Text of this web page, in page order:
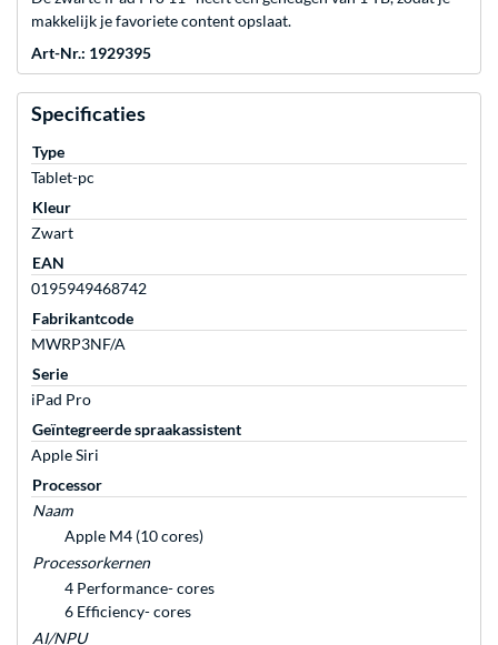
makkelijk je favoriete content opslaat.
Art-Nr.: 1929395
Specificaties
Type
Tablet-pc
Kleur
Zwart
EAN
0195949468742
Fabrikantcode
MWRP3NF/A
Serie
iPad Pro
Geïntegreerde spraakassistent
Apple Siri
Processor
Naam
Apple M4 (10 cores)
Processorkernen
4 Performance- cores
6 Efficiency- cores
AI/NPU